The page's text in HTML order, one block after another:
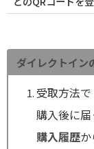
ダイレクトイン
受取方法で
購入後に届
購入履歴